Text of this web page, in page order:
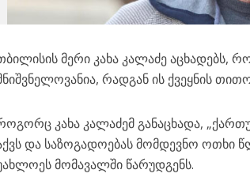
მერი კახა კალაძე აცხადებს,
რადგან ის ქვეყნის
კახა კალაძემ განაცხადა,
და საზოგადოებას მომდევნო ოთხი
მომავალში წარუდგენს.